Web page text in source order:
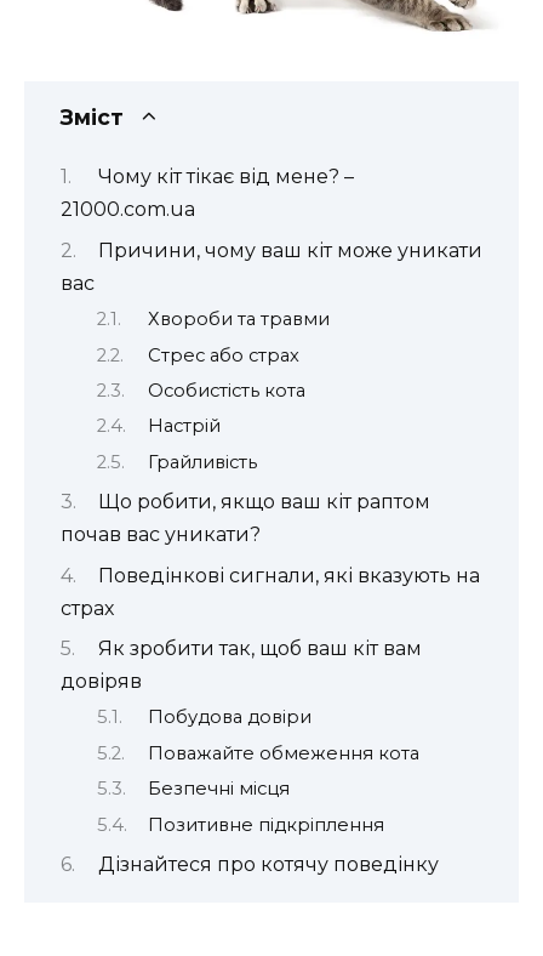
Зміст
Чому кіт тікає від мене? –
21000.com.ua
Причини, чому ваш кіт може уникати
вас
Хвороби та травми
Стрес або страх
Особистість кота
Настрій
Грайливість
Що робити, якщо ваш кіт раптом
почав вас уникати?
Поведінкові сигнали, які вказують на
страх
Як зробити так, щоб ваш кіт вам
довіряв
Побудова довіри
Поважайте обмеження кота
Безпечні місця
Позитивне підкріплення
Дізнайтеся про котячу поведінку